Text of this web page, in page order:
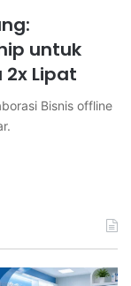
untuk
Lipat
Bisnis offline